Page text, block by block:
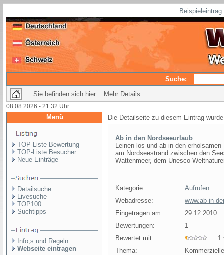
Suche:
Sie befinden sich hier: Mehr Details...
08.08.2026 - 21:32 Uhr
Menü
TOP-Liste Bewertung
TOP-Liste Besucher
Neue Einträge
Detailsuche
Livesuche
TOP100
Suchtipps
Info,s und Regeln
Webseite eintragen
Die Detailseite zu diesem Eintrag
Ab in den Nordseeurlaub
Leinen los und ab in den
am Nordseestrand zwischen den
Wattenmeer, dem Unesco
Kategorie:
Aufrufen
Webadresse:
www.ab-in-
Eingetragen am:
29.12.2010
Bewertungen:
1
Bewertet mit:
1
Thema: